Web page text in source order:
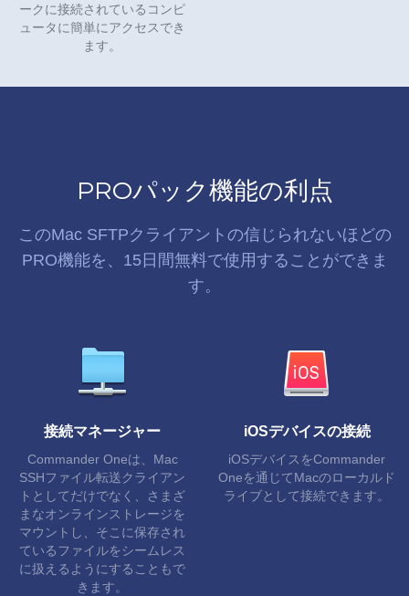
ークに接続されているコンピ
ュータに簡単にアクセスでき
ます。
PROパック機能の利点
このMac SFTPクライアントの信じられないほどの
PRO機能を、15日間無料で使用することができま
す。
接続マネージャー
Commander Oneは、Mac
SSHファイル転送クライアン
トとしてだけでなく、さまざ
まなオンラインストレージを
マウントし、そこに保存され
ているファイルをシームレス
に扱えるようにすることもで
きます。
iOSデバイスの接続
iOSデバイスをCommander
Oneを通じてMacのローカルド
ライブとして接続できます。